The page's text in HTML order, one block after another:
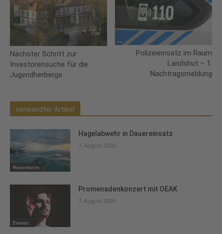
Nächster Schritt zur
Investorensuche für die
Jugendherberge
Polizeieinsatz im Raum
Landshut – 1.
Nachtragsmeldung
verwandter Artikel
Rosenheim
Hagelabwehr in Dauereinsatz
7. August 2026
Events
Promenadenkonzert mit OEAK
7. August 2026